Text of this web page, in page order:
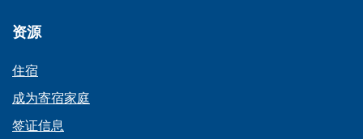
资源
住宿
成为寄宿家庭
签证信息